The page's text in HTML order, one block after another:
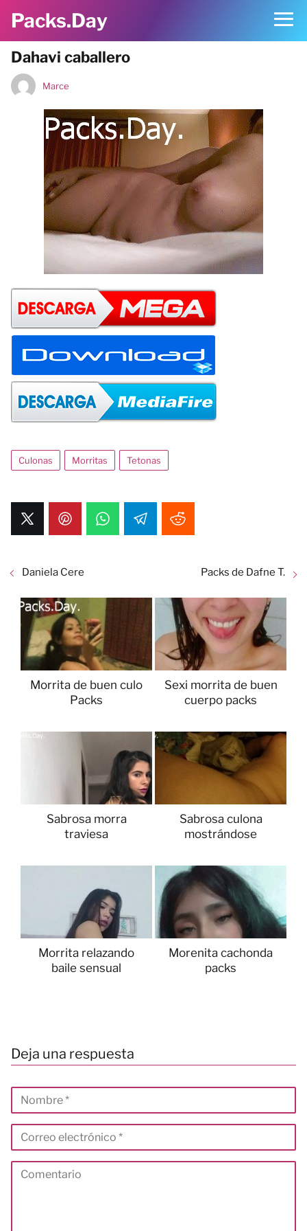
Packs.Day
Dahavi caballero
Marce
Culonas Morritas Tetonas
Daniela Cere Packs de Dafne T.
Morrita de buen culo
Packs
Sexi morrita de buen
cuerpo packs
Sabrosa morra
traviesa
Sabrosa culona
mostrándose
Morrita relazando
baile sensual
Morenita cachonda
packs
Deja una respuesta